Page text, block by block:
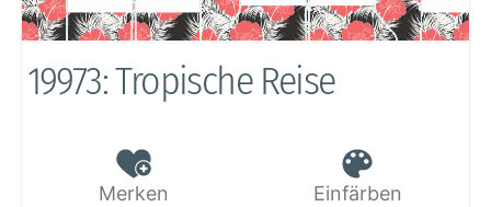
19973: Tropische Reise
Merken Einfärben